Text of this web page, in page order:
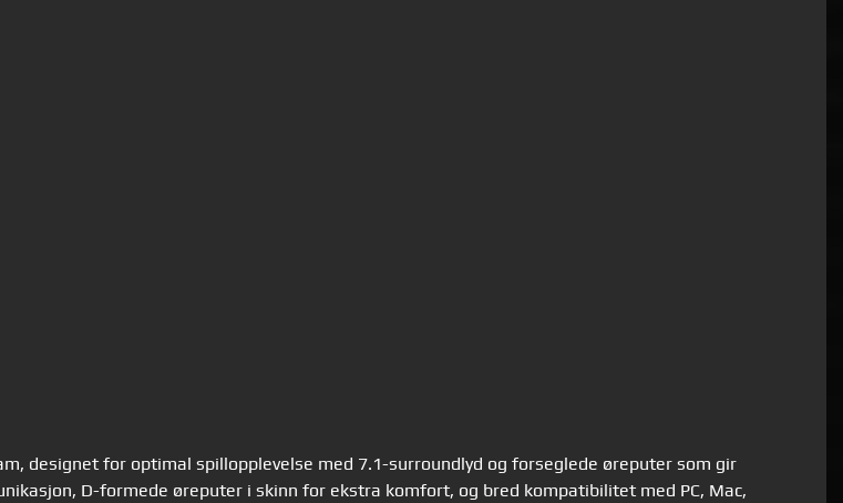
designet for optimal spillopplevelse med 7.1-surroundlyd og forseglede øreputer som gir
D-formede øreputer i skinn for ekstra komfort, og bred kompatibilitet med PC, Mac,